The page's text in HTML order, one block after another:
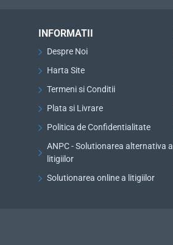
INFORMATII
Despre Noi
Harta Site
Termeni si Conditii
Plata si Livrare
Politica de Confidentialitate
ANPC - Solutionarea alternativa a
litigiilor
Solutionarea online a litigiilor